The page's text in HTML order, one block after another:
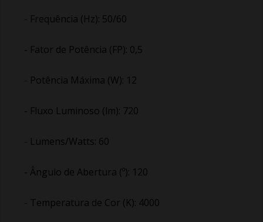
- Frequência (Hz): 50/60
- Fator de Potência (FP): 0,5
- Potência Máxima (W): 12
- Fluxo Luminoso (lm): 720
- Lumens/Watts: 60
- Ângulo de Abertura (º): 120
- Temperatura de Cor (K): 4000